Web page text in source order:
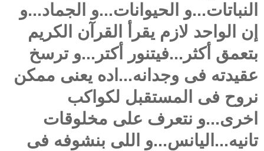
النباتات...و الحيوانات...و الجماد...و
إن الواحد لازم يقرأ القرآن الكريم
بتعمق أكثر...فيتنور أكتر...و ترسخ
عقيدته فى وجدانه...اده يعنى ممكن
نروح فى المستقبل لكواكب
اخرى...و نتعرف على مخلوقات
تانيه...اليانس...و اللى بنشوفه فى